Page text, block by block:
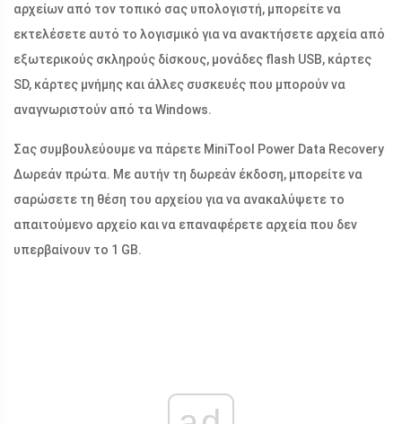
αρχείων από τον τοπικό σας υπολογιστή, μπορείτε να
εκτελέσετε αυτό το λογισμικό για να ανακτήσετε αρχεία από
εξωτερικούς σκληρούς δίσκους, μονάδες flash USB, κάρτες
SD, κάρτες μνήμης και άλλες συσκευές που μπορούν να
αναγνωριστούν από τα Windows.
Σας συμβουλεύουμε να πάρετε MiniTool Power Data Recovery
Δωρεάν πρώτα. Με αυτήν τη δωρεάν έκδοση, μπορείτε να
σαρώσετε τη θέση του αρχείου για να ανακαλύψετε το
απαιτούμενο αρχείο και να επαναφέρετε αρχεία που δεν
υπερβαίνουν το 1 GB.